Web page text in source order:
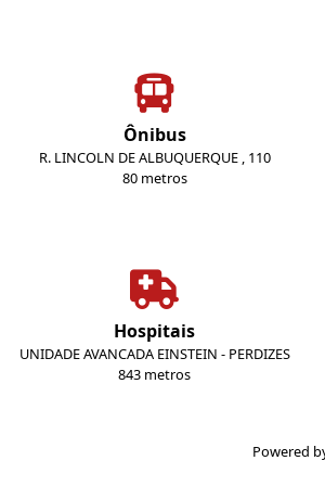
Ônibus
R. LINCOLN DE ALBUQUERQUE , 110
80 metros
Hospitais
UNIDADE AVANCADA EINSTEIN - PERDIZES
843 metros
Powered